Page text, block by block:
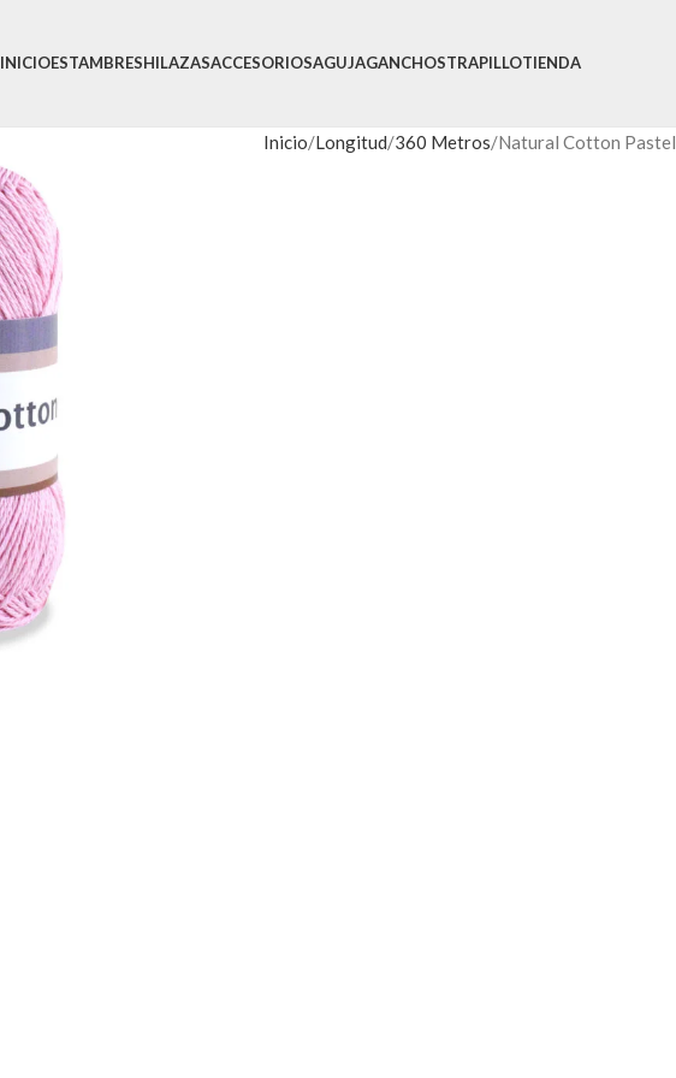
INICIOESTAMBRESHILAZASACCESORIOSAGUJAGANCHOSTRAPILLOTIENDA
Inicio Longitud 360 Metros Natural Cotton Pastel